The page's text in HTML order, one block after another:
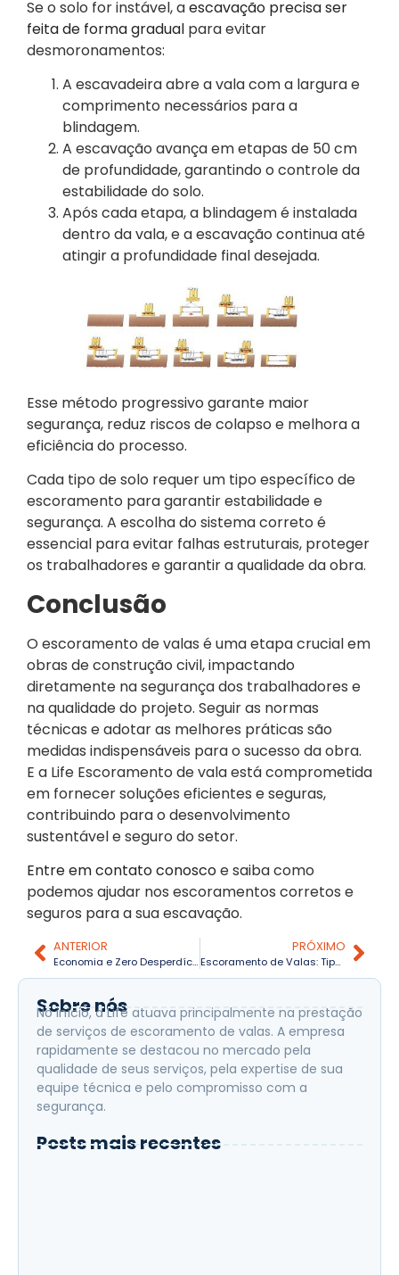
Se o solo for instável, aescavação precisa ser
feita de forma gradual para evitar
desmoronamentos:
A escavadeira abre a vala com a largura e
comprimento necessários para a
blindagem.
A escavação avança em etapas de 50 cm
de profundidade, garantindo o controle da
estabilidade do solo.
Após cada etapa, a blindagem é instalada
dentro da vala, e a escavação continua até
atingir a profundidade final desejada.
Esse método progressivo garante maior
segurança, reduz riscos de colapso e melhora a
eficiência do processo.
Cada tipo de solo requer um tipo específico de
escoramento para garantir estabilidade e
segurança. A escolha do sistema correto é
essencial para evitar falhas estruturais, proteger
os trabalhadores e garantir a qualidade da obra.
Conclusão
O escoramento de valas é uma etapa crucial em
obras de construção civil, impactando
diretamente na segurança dos trabalhadores e
na qualidade do projeto. Seguir as normas
técnicas e adotar as melhores práticas são
medidas indispensáveis para o sucesso da obra.
E a Life Escoramento de vala está comprometida
em fornecer soluções eficientes e seguras,
contribuindo para o desenvolvimento
sustentável e seguro do setor.
Entre em contato conoscoe saiba como
podemos ajudar nos escoramentos corretos e
seguros para a sua escavação.
ANTERIOR
Economia e Zero Desperdício: Como um Engenheiro Projetista Otimiza o Plano de Corte da Forma para Fundação da Sua Obra
PRÓXIMO
Escoramento de Valas: Tipos, Aplicações e Benefícios para sua Obra
Sobre nós
No início, a Life atuava principalmente na prestação
de serviços de escoramento de valas. A empresa
rapidamente se destacou no mercado pela
qualidade de seus serviços, pela expertise de sua
equipe técnica e pelo compromisso com a
segurança.
Posts mais recentes